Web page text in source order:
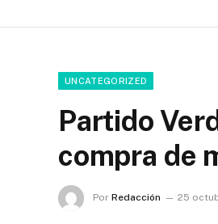
UNCATEGORIZED
Partido
compra de
Por Redacción 25